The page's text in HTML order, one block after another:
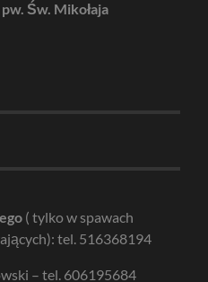
Św. Mikołaja
( tylko w spawach
tel. 516368194
– tel. 606195684